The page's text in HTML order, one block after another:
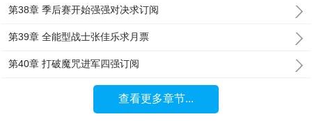
第38章 季后赛开始强强对决求订阅
第39章 全能型战士张佳乐求月票
第40章 打破魔咒进军四强订阅
查看更多章节...